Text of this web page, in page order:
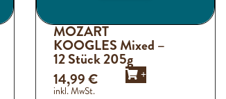
MOZART
KOOGLES Mixed –
12 Stück 205g
+
14,99€
inkl. MwSt.